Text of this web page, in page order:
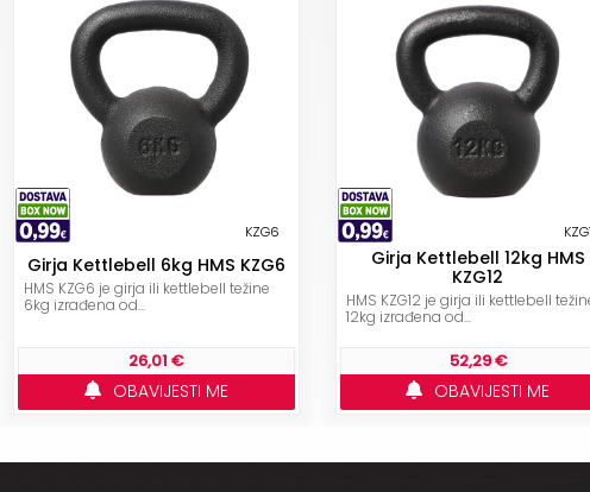
KZG6
Girja Kettlebell 6kg HMS KZG6
HMS KZG6 je girja ili kettlebell težine
6kg izrađena od...
26,01 €
OBAVIJESTI ME
Girja Kettlebell 12kg HMS
KZG12
HMS KZG12 je girja ili kettlebell
12kg izrađena od...
52,29 €
OBAVIJESTI ME